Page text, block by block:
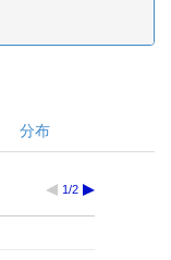
分布
1/2